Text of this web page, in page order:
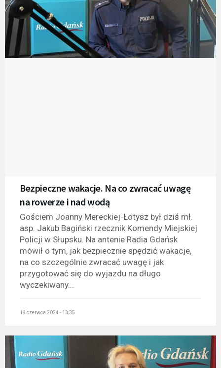
Bezpieczne wakacje. Na co zwracać uwagę
na rowerze i nad wodą
Gościem Joanny Mereckiej-Łotysz był dziś mł.
asp. Jakub Bagiński rzecznik Komendy Miejskiej
Policji w Słupsku. Na antenie Radia Gdańsk
mówił o tym, jak bezpiecznie spędzić wakacje,
na co szczególnie zwracać uwagę i jak
przygotować się do wyjazdu na długo
wyczekiwany...
19 czerwca 2024 - 13:35